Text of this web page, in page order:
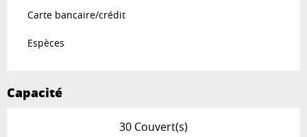
Carte bancaire/crédit
Espèces
Capacité
30 Couvert(s)